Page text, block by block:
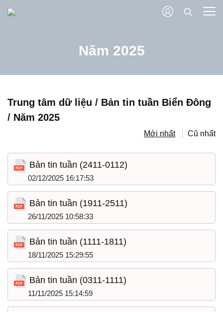
Năm 2025
Trung tâm dữ liệu / Bản tin tuần Biển Đông
/ Năm 2025
Mới nhất Cũ nhất
Bản tin tuần (2411-0112)
02/12/2025 16:17:53
Bản tin tuần (1911-2511)
26/11/2025 10:58:33
Bản tin tuần (1111-1811)
18/11/2025 15:29:55
Bản tin tuần (0311-1111)
11/11/2025 15:14:59